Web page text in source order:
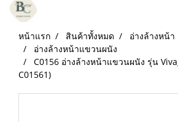
หน้าแรก สินค้าทั้งหมด
อ่างล้างหน้า
อ่างล้างหน้าแขวนผนัง
C0156 อ่างล้างหน้าแขวนผนัง รุ่น
C01561)